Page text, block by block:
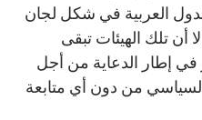
العربية في شكل لجان
أن تلك الهيئات تبقى
إطار الدعاية من أجل
السياسي من دون أي متابعة